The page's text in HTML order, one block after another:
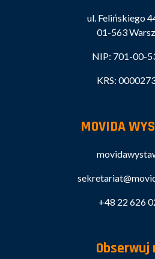
ul. Felińskiego
01-563
NIP: 701-00-
KRS:
MOVIDA
+48 22 626
Obserwuj